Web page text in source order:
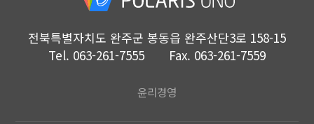
전북특별자치도 완주군 봉동읍 완주산단3로 158-15
Tel. 063-261-7555 Fax. 063-261-7559
윤리경영